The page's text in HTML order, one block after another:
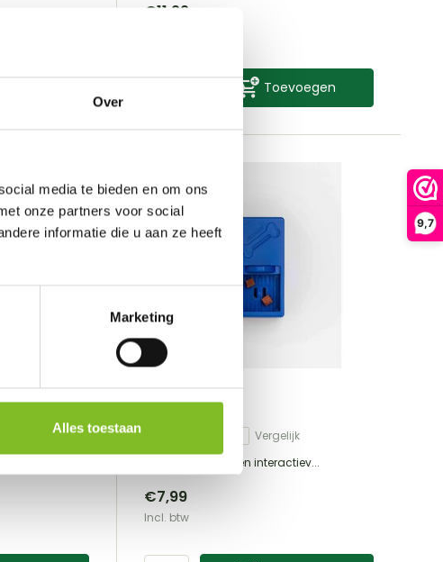
Over
media te bieden en om ons
onze partners voor social
informatie die u aan ze heeft
Marketing
Alles toestaan
9,7
€11,99
Toevoegen
Pawzler
Onix level 1
Vergelijk
De Onix level 1 is een interactiev...
€7,99
Incl. btw